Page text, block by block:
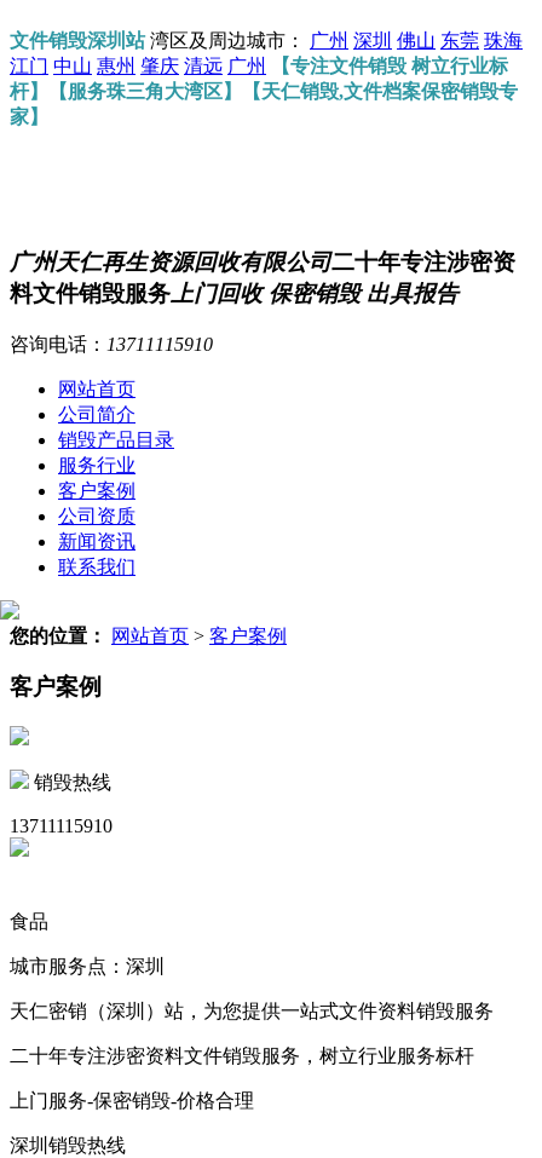
文件销毁深圳站湾区及周边城市： 广州 深圳 佛山 东莞 珠海
江门 中山 惠州 肇庆 清远 广州
【专注文件销毁 树立行业标
杆】【服务珠三角大湾区】【天仁销毁,文件档案保密销毁专
家】
广州天仁再生资源回收有限公司二十年专注涉密资
料文件销毁服务 上门回收 保密销毁 出具报告
咨询电话： 13711115910
网站首页
公司简介
销毁产品目录
服务行业
客户案例
公司资质
新闻资讯
联系我们
您的位置： 网站首页 > 客户案例
客户案例
销毁热线
13711115910
食品
城市服务点：深圳
天仁密销（深圳）站，为您提供一站式文件资料销毁服务
二十年专注涉密资料文件销毁服务，树立行业服务标杆
上门服务-保密销毁-价格合理
深圳销毁热线